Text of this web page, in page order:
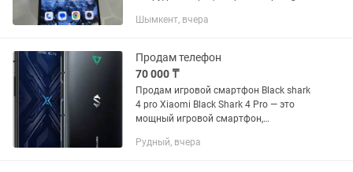
на 5020 матч для долгого времени
Шымкент, вчера
Продам телефон
70 000 ₸
Продам игровой смартфон Black shark
4 pro Xiaomi Black Shark 4 Pro — это
мощный игровой смартфон,
888, 6,67-дюймовым Super AMOLED-
Рудный, вчера